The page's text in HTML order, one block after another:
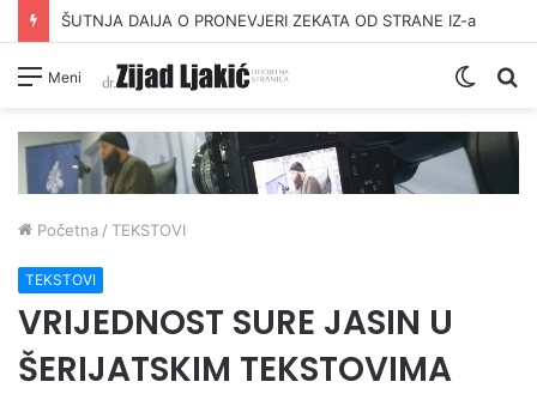
ŠUTNJA DAIJA O PRONEVJERI ZEKATA OD STRANE IZ-a
Meni
Switch
Početna / TEKSTOVI
TEKSTOVI
VRIJEDNOST SURE JASIN U
ŠERIJATSKIM TEKSTOVIMA